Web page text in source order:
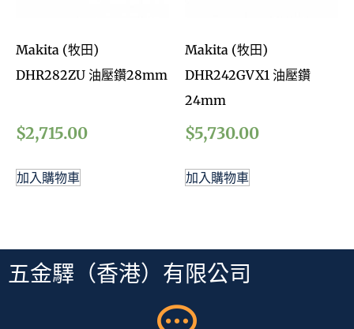
Makita (牧田)
DHR282ZU 油壓鑽28mm
$2,715.00
加入購物車
Makita (牧田)
DHR242GVX1 油壓鑽
24mm
$5,730.00
加入購物車
五金驛（香港）有限公司